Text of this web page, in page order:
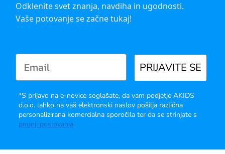
Odklenite svet znanja, navdiha in ugodnosti.
Vaše potovanje se začne tukaj!
PRIJAVITE SE
*S prijavo na e-novice soglašate, da vam podjetje AKIDS
d.o.o. lahko na vaš elektronski naslov pošilja različna
personalizirana komercialna sporočila ter da se strinjate s
pogoji poslovanja.